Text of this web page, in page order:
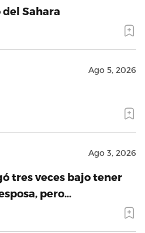
Sahara
Ago 5, 2026
Ago 3, 2026
tres veces bajo tener
pero…